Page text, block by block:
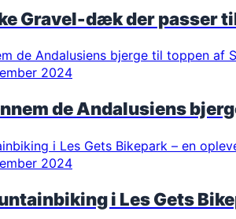
Gravel-dæk der passer
2024
de Andalusiens
2024
i Les Gets